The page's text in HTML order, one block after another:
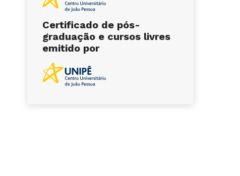
Certificado de pós-
graduação e cursos livres
emitido por